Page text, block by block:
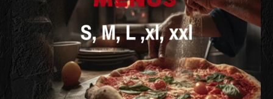
VOTRE COMPTE
NOTRE RESTAURANT
VOS AVIS
MENTIONS LÉGALES